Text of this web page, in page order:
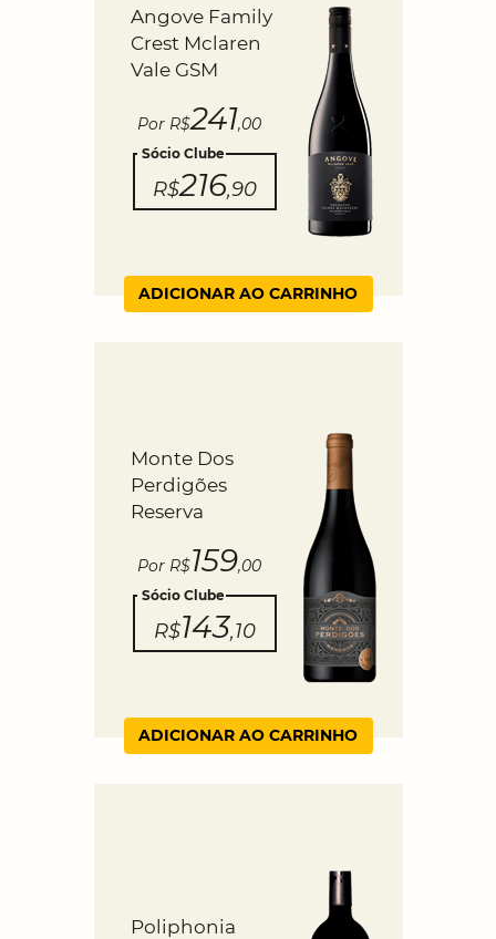
Angove Family
Crest Mclaren
Vale GSM
Por R$241,00
Sócio Clube
R$216,90
ADICIONAR AO CARRINHO
Monte Dos
Perdigões
Reserva
Por R$159,00
Sócio Clube
R$143,10
ADICIONAR AO CARRINHO
Poliphonia